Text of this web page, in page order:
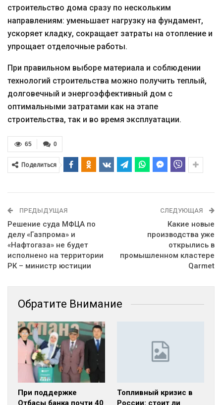
строительство дома сразу по нескольким
направлениям: уменьшает нагрузку на фундамент,
ускоряет кладку, сокращает затраты на отопление и
упрощает отделочные работы.
При правильном выборе материала и соблюдении
технологий строительства можно получить теплый,
долговечный и энергоэффективный дом с
оптимальными затратами как на этапе
строительства, так и во время эксплуатации.
0
65
Поделиться
ПРЕДЫДУЩАЯ
Решение суда МФЦА по
делу «Газпрома» и
«Нафтогаза» не будет
исполнено на территории
РК – министр юстиции
СЛЕДУЮЩАЯ
Какие новые
производства уже
открылись в
промышленном кластере
Qarmet
Обратите Внимание
При поддержке
Отбасы банка почти 40
Топливный кризис в
России: стоит ли